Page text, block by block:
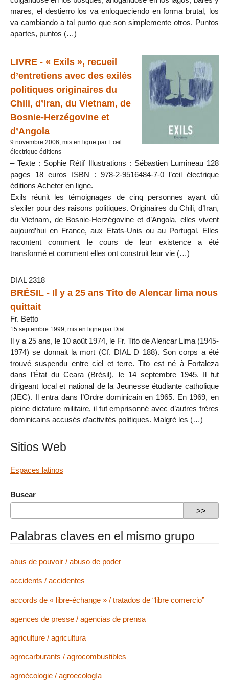
mares, el destierro los va enloqueciendo en forma brutal, los
va cambiando a tal punto que son simplemente otros. Puntos
apartes, puntos (…)
LIVRE - « Exils », recueil
d’entretiens avec des exilés
politiques originaires du
Chili, d’Iran, du Vietnam, de
Bosnie-Herzégovine et
d’Angola
9 novembre 2006, mis en ligne par L’œil
électrique éditions
– Texte : Sophie Rétif Illustrations : Sébastien Lumineau 128
pages 18 euros ISBN : 978-2-9516484-7-0 l’œil électrique
éditions Acheter en ligne.
Exils réunit les témoignages de cinq personnes ayant dû
s’exiler pour des raisons politiques. Originaires du Chili, d’Iran,
du Vietnam, de Bosnie-Herzégovine et d’Angola, elles vivent
aujourd’hui en France, aux Etats-Unis ou au Portugal. Elles
racontent comment le cours de leur existence a été
transformé et comment elles ont construit leur vie (…)
DIAL 2318
BRÉSIL - Il y a 25 ans Tito de Alencar lima nous
quittait
Fr. Betto
15 septembre 1999, mis en ligne par Dial
Il y a 25 ans, le 10 août 1974, le Fr. Tito de Alencar Lima (1945-
1974) se donnait la mort (Cf. DIAL D 188). Son corps a été
trouvé suspendu entre ciel et terre. Tito est né à Fortaleza
dans l’État du Ceara (Brésil), le 14 septembre 1945. Il fut
dirigeant local et national de la Jeunesse étudiante catholique
(JEC). Il entra dans l’Ordre dominicain en 1965. En 1969, en
pleine dictature militaire, il fut emprisonné avec d’autres frères
dominicains accusés d’activités politiques. Malgré les (…)
Sitios Web
Espaces latinos
Buscar
Palabras claves en el mismo grupo
abus de pouvoir / abuso de poder
accidents / accidentes
accords de « libre-échange » / tratados de “libre comercio”
agences de presse / agencias de prensa
agriculture / agricultura
agrocarburants / agrocombustibles
agroécologie / agroecología